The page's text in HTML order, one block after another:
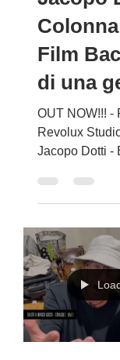
Revolux
15 ott 2022
Esce
Jacopo
Film
Jacopo Dotti -
Album -
Bacio...